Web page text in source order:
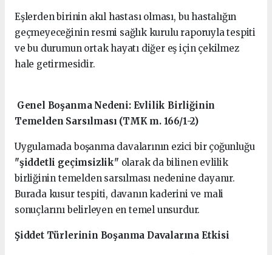
Eşlerden birinin akıl hastası olması, bu hastalığın
geçmeyeceğinin resmi sağlık kurulu raporuyla tespiti
ve bu durumun ortak hayatı diğer eş için çekilmez
hale getirmesidir.
Genel Boşanma Nedeni: Evlilik Birliğinin
Temelden Sarsılması (TMK m. 166/1-2)
Uygulamada boşanma davalarının ezici bir çoğunluğu
"şiddetli geçimsizlik" olarak da bilinen evlilik
birliğinin temelden sarsılması nedenine dayanır.
Burada kusur tespiti, davanın kaderini ve mali
sonuçlarını belirleyen en temel unsurdur.
Şiddet Türlerinin Boşanma Davalarına Etkisi